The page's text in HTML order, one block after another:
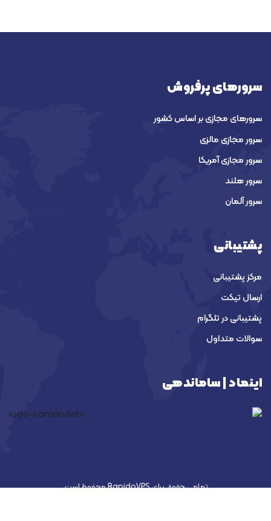
سرورهای پرفروش
سرورهای مجازی بر اساس کشور
سرور مجازی مالزی
سرور مجازی آمریکا
سرور هلند
سرور آلمان
پشتیبانی
مرکز پشتیبانی
ارسال تیکت
پشتیبانی در تلگرام
سوالات متداول
اینماد | ساماندهی
تمامی حقوق برای RapidoVPS محفوظ است.